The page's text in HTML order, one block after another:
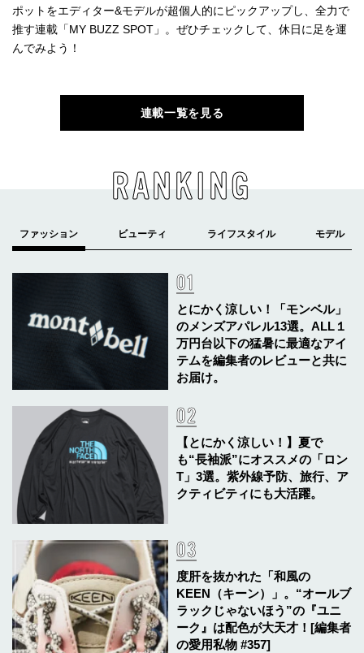
ポットをエディター&モデルが超個人的にピックアップし、全力で
推す連載「MY BUZZ SPOT」。ぜひチェックして、休日に足を運
んでみよう！
連載一覧を見る
RANKING
とにかく涼しい！「モンベル」
のメンズアパレル13選。ALL１
万円台以下の猛暑に最適なアイ
テムを編集者のレビューと共に
お届け。
【とにかく涼しい！】夏で
も“長袖派”にオススメの「ロン
T」3選。紫外線予防、旅行、ア
クティビティにも大活躍。
度肝を抜かれた「和風の
KEEN（キーン）」。“オールブ
ラックじゃないほう”の『ユニ
ーク』は配色が大天才！[編集者
の愛用私物 #357]